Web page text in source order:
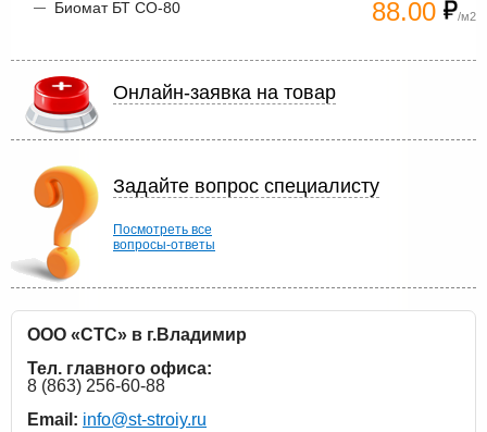
88.00 /м2
Биомат БТ СО-80
Онлайн-заявка на товар
Задайте вопрос специалисту
Посмотреть все
вопросы-ответы
ООО «СТС» в г.Владимир
Тел. главного офиса:
8 (863) 256-60-88
Email: info@st-stroiy.ru